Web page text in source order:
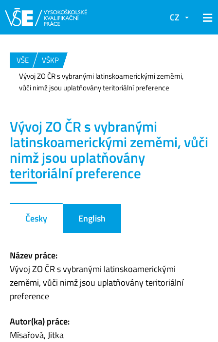
CZ
VŠE
VŠKP
Vývoj ZO ČR s vybranými latinskoamerickými zeměmi,
vůči nimž jsou uplatňovány teritoriální preference
Vývoj ZO ČR s vybranými
latinskoamerickými zeměmi, vůči
nimž jsou uplatňovány
teritoriální preference
Česky English
Název práce:
Vývoj ZO ČR s vybranými latinskoamerickými
zeměmi, vůči nimž jsou uplatňovány teritoriální
preference
Autor(ka) práce:
Mísařová, Jitka